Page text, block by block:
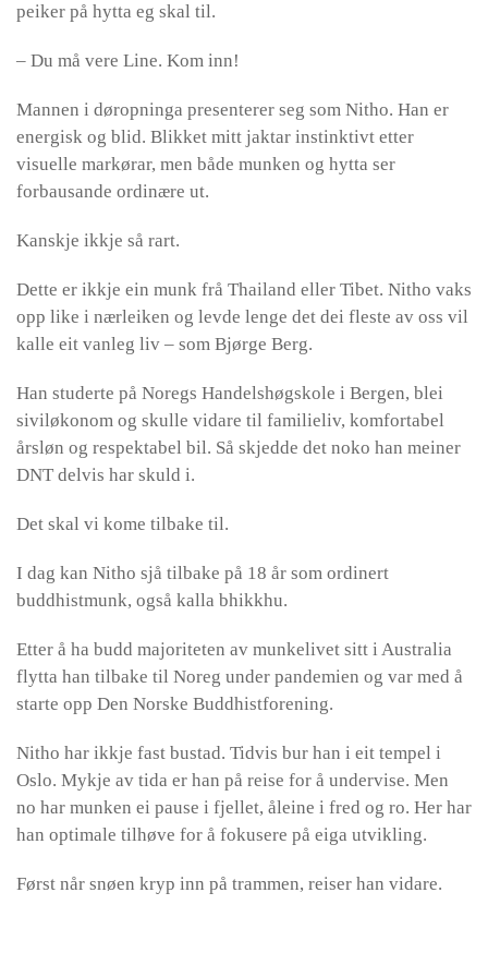
peiker på hytta eg skal til.
– Du må vere Line. Kom inn!
Mannen i døropninga presenterer seg som Nitho. Han er
energisk og blid. Blikket mitt jaktar instinktivt etter
visuelle markørar, men både munken og hytta ser
forbausande ordinære ut.
Kanskje ikkje så rart.
Dette er ikkje ein munk frå Thailand eller Tibet. Nitho vaks
opp like i nærleiken og levde lenge det dei fleste av oss vil
kalle eit vanleg liv – som Bjørge Berg.
Han studerte på Noregs Handelshøgskole i Bergen, blei
siviløkonom og skulle vidare til familieliv, komfortabel
årsløn og respektabel bil. Så skjedde det noko han meiner
DNT delvis har skuld i.
Det skal vi kome tilbake til.
I dag kan Nitho sjå tilbake på 18 år som ordinert
buddhistmunk, også kalla bhikkhu.
Etter å ha budd majoriteten av munkelivet sitt i Australia
flytta han tilbake til Noreg under pandemien og var med å
starte opp Den Norske Buddhistforening.
Nitho har ikkje fast bustad. Tidvis bur han i eit tempel i
Oslo. Mykje av tida er han på reise for å undervise. Men
no har munken ei pause i fjellet, åleine i fred og ro. Her har
han optimale tilhøve for å fokusere på eiga utvikling.
Først når snøen kryp inn på trammen, reiser han vidare.